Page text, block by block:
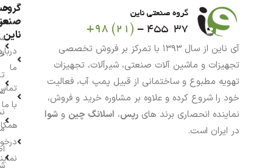
آی ناین از سال ۱۳۹۳ با تمرکز بر فروش تخصصی
تجهیزات و ماشین آلات صنعتی، شیرآلات، تجهیزات
تهویه مطبوع و ساختمانی از قبیل پمپ آب، فعالیت
خود را شروع کرده و علاوه بر مشاوره خرید و فروش،
نماینده انحصاری برند های رپس، اسلانگ چین و شوا
در ایران است.
گروه
ناین
ما
با ما